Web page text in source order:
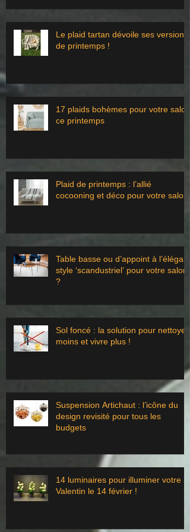
Le plaid tartan dévoile ses versions
de printemps !
17 plaids bohèmes pour votre salon
ce printemps
Plaid de printemps : l’allié
cocooning et déco pour votre salon
Table basse ou d’appoint à l’élégant
style ‘scandustriel’ pour votre salon
?
Sol foncé : la solution pour nettoyer
moins et vivre plus !
Suspension Artichaut : l’icône du
design revisité pour tous les
budgets
14 luminaires pour illuminer votre St
Valentin le 14 février !